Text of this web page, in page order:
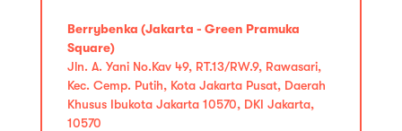
Berrybenka (Jakarta - Green Pramuka
Square)
Jln. A. Yani No.Kav 49, RT.13/RW.9, Rawasari,
Kec. Cemp. Putih, Kota Jakarta Pusat, Daerah
Khusus Ibukota Jakarta 10570, DKI Jakarta,
10570